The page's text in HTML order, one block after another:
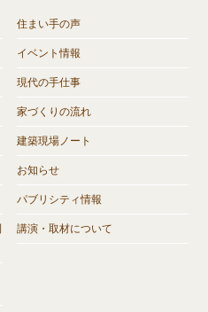
住まい手の声
イベント情報
現代の手仕事
家づくりの流れ
建築現場ノート
お知らせ
パブリシティ情報
講演・取材について